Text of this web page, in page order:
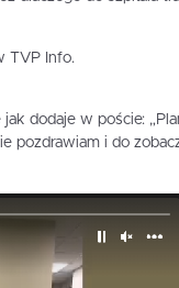
TVP Info.
jak dodaje w poście:
pozdrawiam i do